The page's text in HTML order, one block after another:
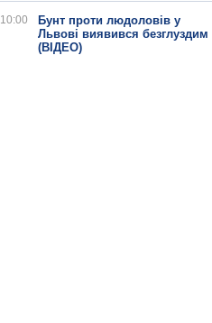
10:00
Бунт проти людоловів у
Львові виявився безглуздим
(ВІДЕО)